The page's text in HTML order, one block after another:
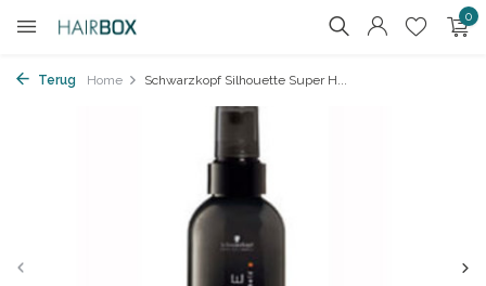
0
Terug Home Schwarzkopf Silhouette Super H...